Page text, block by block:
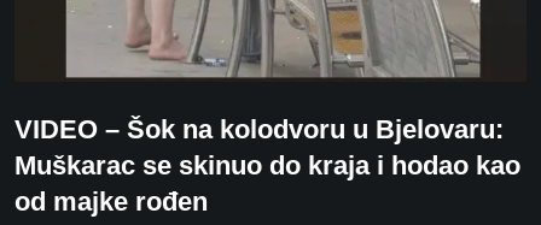
VIDEO – Šok na kolodvoru u Bjelovaru:
Muškarac se skinuo do kraja i hodao kao
od majke rođen